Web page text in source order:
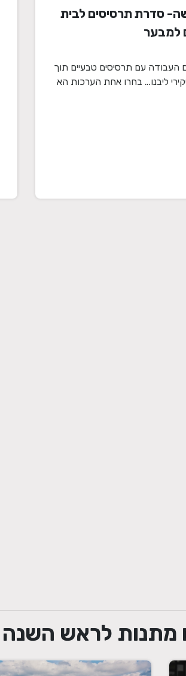
סדרת תרסיסים לבית
למבער
עם תרסיסים טבעיים תוך
ליבנו… בחרו אחת הערכות הא
מתנות לראש השנה